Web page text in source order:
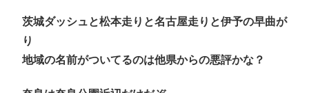
茨城ダッシュと松本走りと名古屋走りと伊予の早曲が
り
地域の名前がついてるのは他県からの悪評かな？